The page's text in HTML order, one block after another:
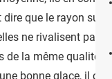
que le rayon
ne rivalisent pas
la même qualité.
bonne glace, il